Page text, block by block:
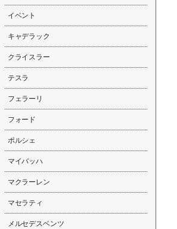
イベント
キャデラック
クライスラー
テスラ
フェラーリ
フォード
ポルシェ
マイバッハ
マクラーレン
マセラティ
メルセデスベンツ